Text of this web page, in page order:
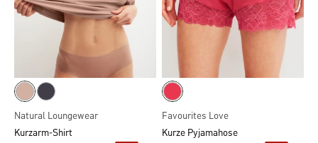
Natural Loungewear
Kurzarm-Shirt
Favourites Love
Kurze Pyjamahose